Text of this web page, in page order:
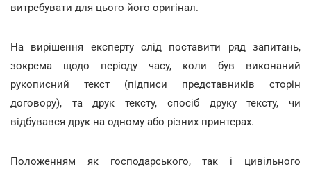
витребувати для цього його оригінал.
На вирішення експерту слід поставити ряд запитань,
зокрема щодо періоду часу, коли був виконаний
рукописний текст (підписи представників сторін
договору), та друк тексту, спосіб друку тексту, чи
відбувався друк на одному або різних принтерах.
Положенням як господарського, так і цивільного